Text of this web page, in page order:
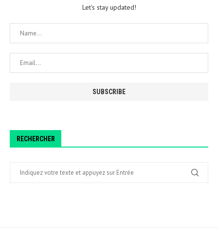
Let's stay updated!
RECHERCHER